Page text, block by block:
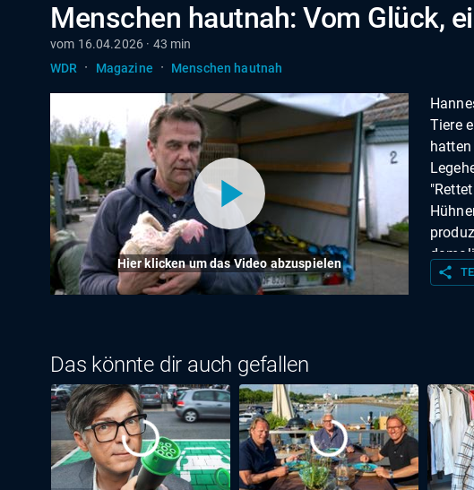
Menschen hautnah: Vom Glück,
vom 16.04.2026 · 43 min
WDR
· Magazine · Menschen hautnah
Hier klicken um das Video abzuspielen
Tiere
share
Das könnte dir auch gefallen